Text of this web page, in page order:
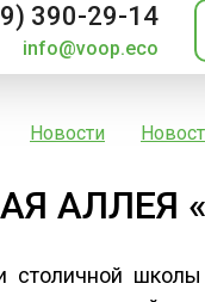
390-29-14
info@voop.eco
Новости
АЛЛЕЯ
столичной